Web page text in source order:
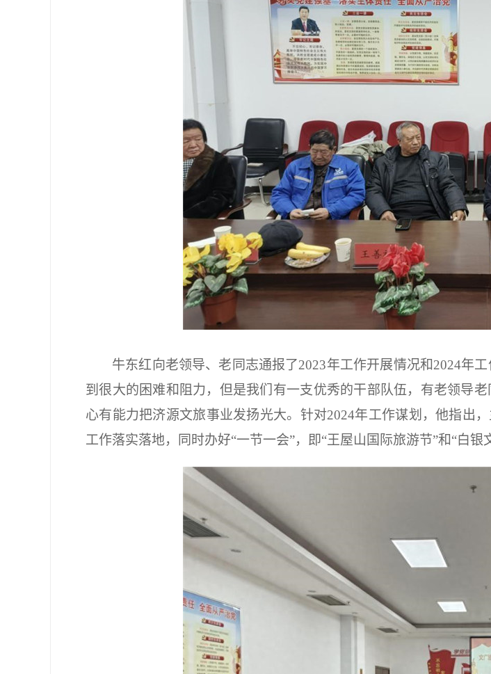
牛东红向老领导、老同志通报了2023年工作开展情况和2024年
到很大的困难和阻力，但是我们有一支优秀的干部队伍，有老领导
心有能力把济源文旅事业发扬光大。针对2024年工作谋划，他指出
工作落实落地，同时办好“一节一会”，即“王屋山国际旅游节”和“白银